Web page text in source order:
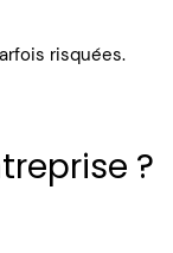
risquées.
?